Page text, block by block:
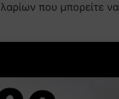
που μπορείτε να